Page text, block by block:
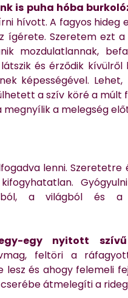
is puha hóba
hívott. A fagyos hideg
ígérete. Szeretem ezt
mozdulatlannak,
és érződik kívülről
képességével. Lehet,
a szív köré a múlt
megnyílik a melegség
lenni. Szeretetre
a világból és
egy nyitott
feltöri a
és ahogy felemeli
átmelegíti a